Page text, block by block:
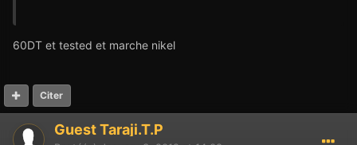
60DT et tested et marche nikel
Citer
Guest Taraji.T.P